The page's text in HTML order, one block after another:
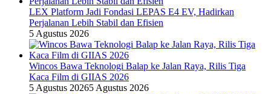
LEX Platform Jadi Fondasi LEPAS E4 EV, Hadirkan
Perjalanan Lebih Stabil dan Efisien
5 Agustus 2026
Wincos Bawa Teknologi Balap ke Jalan Raya, Rilis Tiga
Kaca Film di GIIAS 2026
5 Agustus 20265 Agustus 2026